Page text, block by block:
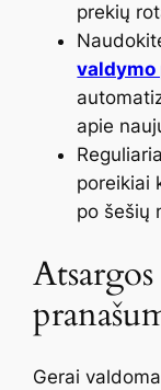
prekių
valdymo
apie
poreikiai
po šešių
Gerai